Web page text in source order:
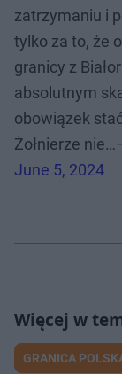
zatrzymaniu i
tylko za to, że
granicy z
absolutnym
obowiązek
Żołnierze
June 5, 2024
GRANICA